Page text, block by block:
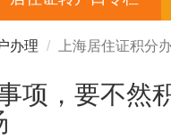
办理 上海居住证积分
项，要不然